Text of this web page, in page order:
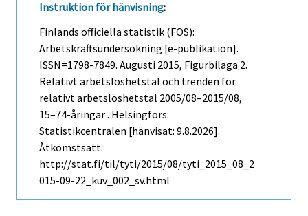
Instruktion för hänvisning:
Finlands officiella statistik (FOS):
Arbetskraftsundersökning [e-publikation].
ISSN=1798-7849. Augusti 2015, Figurbilaga 2.
Relativt arbetslöshetstal och trenden för
relativt arbetslöshetstal 2005/08–2015/08,
15–74-åringar . Helsingfors:
Statistikcentralen [hänvisat: 9.8.2026].
Åtkomstsätt:
http://stat.fi/til/tyti/2015/08/tyti_2015_08_2
015-09-22_kuv_002_sv.html